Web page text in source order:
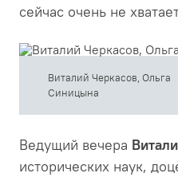
сейчас очень не
Виталий Черкасов, Ольга
Синицына
Ведущий вечера
исторических наук,